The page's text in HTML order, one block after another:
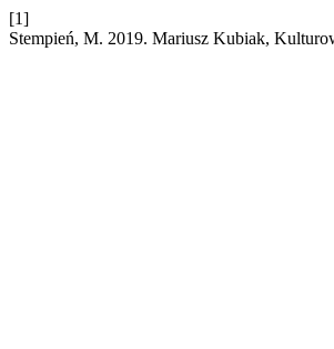
[1]
Stempień, M. 2019. Mariusz Kubiak,